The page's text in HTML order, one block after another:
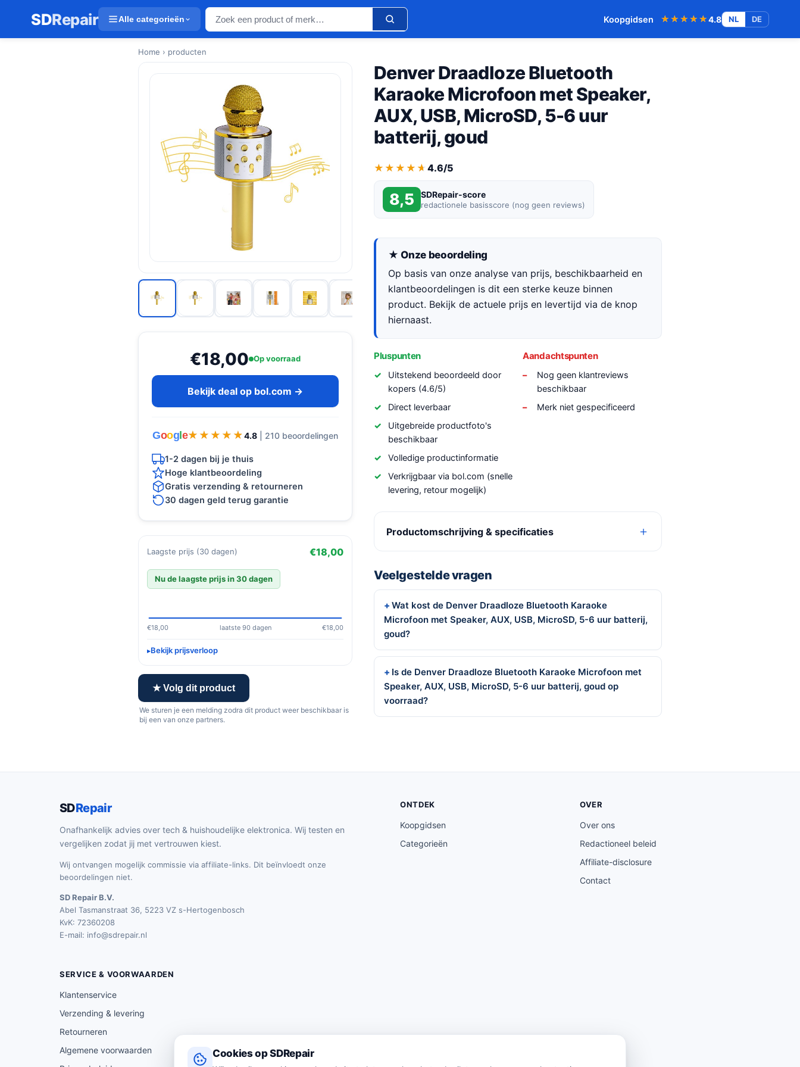
Cookies op SDRepair
SDRepair Alle categorieën Koopgidsen ★★★★★
★★★★★4.8 NL DE
Home › producten
€18,00 Op voorraad
Bekijk deal op bol.com →
Google★★★★★
★★★★★ 4.8 | 210 beoordelingen
1-2 dagen bij je thuis
Hoge klantbeoordeling
Gratis verzending & retourneren
30 dagen geld terug garantie
Laagste prijs (30 dagen) €18,00
Nu de laagste prijs in 30 dagen
€18,00 laatste 90 dagen €18,00
Bekijk prijsverloop
★ Volg dit product
We sturen je een melding zodra dit product weer beschikbaar is
bij een van onze partners.
Denver Draadloze Bluetooth
Karaoke Microfoon met Speaker,
AUX, USB, MicroSD, 5-6 uur
batterij, goud
★★★★★
★★★★★ 4.6/5
8,5 SDRepair-score
redactionele basisscore (nog geen reviews)
★ Onze beoordeling
Op basis van onze analyse van prijs, beschikbaarheid en
klantbeoordelingen is dit een sterke keuze binnen
product. Bekijk de actuele prijs en levertijd via de knop
hiernaast.
Pluspunten
Uitstekend beoordeeld door
kopers (4.6/5)
Direct leverbaar
Uitgebreide productfoto's
beschikbaar
Volledige productinformatie
Verkrijgbaar via bol.com (snelle
levering, retour mogelijk)
Aandachtspunten
Nog geen klantreviews
beschikbaar
Merk niet gespecificeerd
Productomschrijving & specificaties
Veelgestelde vragen
Wat kost de Denver Draadloze Bluetooth Karaoke
Microfoon met Speaker, AUX, USB, MicroSD, 5-6 uur batterij,
goud?
Is de Denver Draadloze Bluetooth Karaoke Microfoon met
Speaker, AUX, USB, MicroSD, 5-6 uur batterij, goud op
voorraad?
SDRepair
Onafhankelijk advies over tech & huishoudelijke elektronica. Wij testen en
vergelijken zodat jij met vertrouwen kiest.
Wij ontvangen mogelijk commissie via affiliate-links. Dit beïnvloedt onze
beoordelingen niet.
SD Repair B.V.
Abel Tasmanstraat 36, 5223 VZ s-Hertogenbosch
KvK: 72360208
E-mail: info@sdrepair.nl
ONTDEK
Koopgidsen
Categorieën
OVER
Over ons
Redactioneel beleid
Affiliate-disclosure
Contact
SERVICE & VOORWAARDEN
Klantenservice
Verzending & levering
Retourneren
Algemene voorwaarden